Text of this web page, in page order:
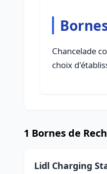
Chancelade
choix
1 Bornes de
Lidl Charging